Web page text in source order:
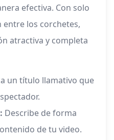
efectiva. Con solo
los corchetes,
atractiva y completa
un título llamativo que
Describe de forma
de tu video.